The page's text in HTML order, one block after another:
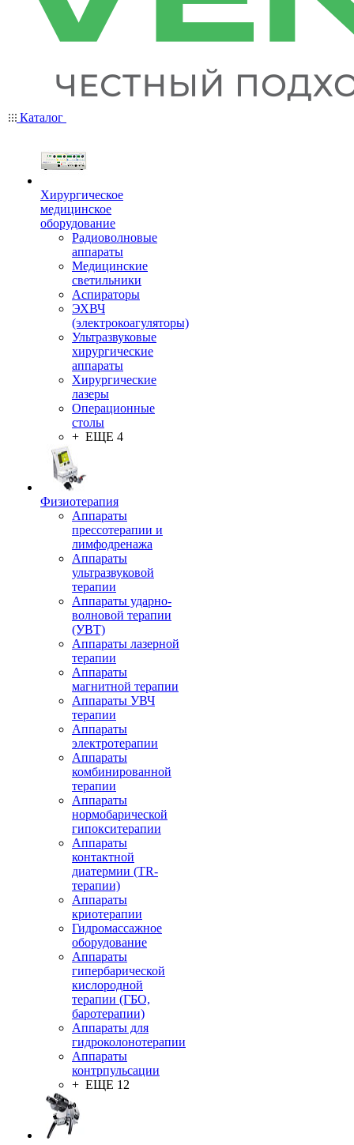
Каталог
Хирургическое
медицинское
оборудование
Радиоволновые
аппараты
Медицинские
светильники
Аспираторы
ЭХВЧ
(электрокоагуляторы)
Ультразвуковые
хирургические
аппараты
Хирургические
лазеры
Операционные
столы
+ ЕЩЕ 4
Физиотерапия
Аппараты
прессотерапии и
лимфодренажа
Аппараты
ультразвуковой
терапии
Аппараты ударно-
волновой терапии
(УВТ)
Аппараты лазерной
терапии
Аппараты
магнитной терапии
Аппараты УВЧ
терапии
Аппараты
электротерапии
Аппараты
комбинированной
терапии
Аппараты
нормобарической
гипокситерапии
Аппараты
контактной
диатермии (TR-
терапии)
Аппараты
криотерапии
Гидромассажное
оборудование
Аппараты
гипербарической
кислородной
терапии (ГБО,
баротерапии)
Аппараты для
гидроколонотерапии
Аппараты
контрпульсации
+ ЕЩЕ 12